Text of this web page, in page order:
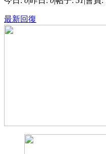
最新回復